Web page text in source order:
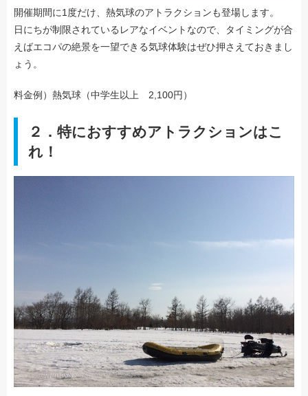
開催期間に1度だけ、熱気球のアトラクションも登場します。
日にちが制限されているレアなイベントなので、タイミングが合
えばエコパの絶景を一望できる気球体験はぜひ押さえておきまし
ょう。
料金例）熱気球（中学生以上 2,100円）
２．特におすすめアトラクションはこ
れ！